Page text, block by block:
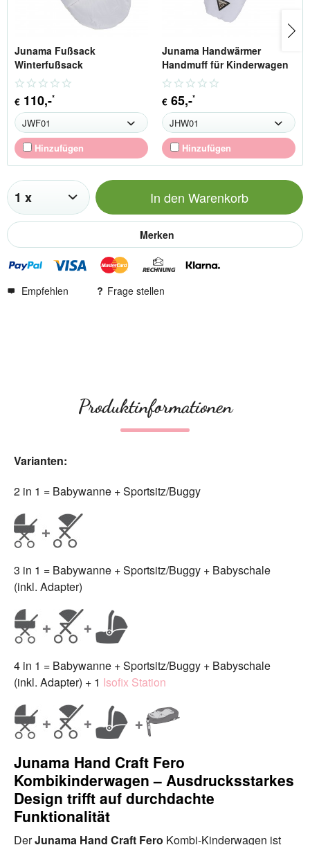
Junama Fußsack
Winterfußsack
€ 110,-*
Hinzufügen
Junama Handwärmer
Handmuff für Kinderwagen
€ 65,-*
Hinzufügen
In den Warenkorb
Merken
Empfehlen Frage stellen
Produktinformationen
Varianten:
2 in 1 = Babywanne + Sportsitz/Buggy
3 in 1 = Babywanne + Sportsitz/Buggy + Babyschale
(inkl. Adapter)
4 in 1 = Babywanne + Sportsitz/Buggy + Babyschale
(inkl. Adapter) + 1 Isofix Station
Junama Hand Craft Fero
Kombikinderwagen – Ausdrucksstarkes
Design trifft auf durchdachte
Funktionalität
DerJunama Hand Craft Fero Kombi-Kinderwagen ist